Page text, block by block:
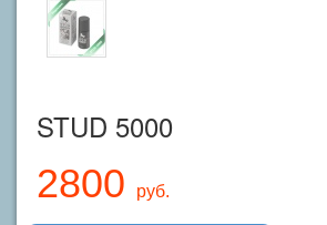
STUD 5000
2800 руб.